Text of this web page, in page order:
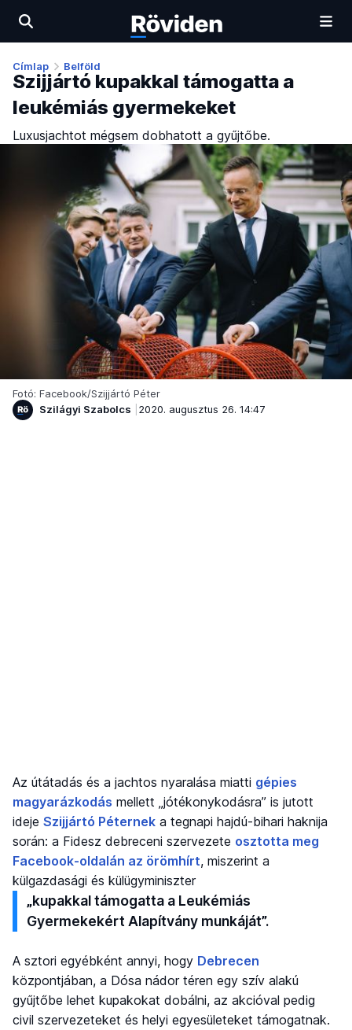
Címlap Belföld
Szijjártó kupakkal támogatta a
leukémiás gyermekeket
Luxusjachtot mégsem dobhatott a gyűjtőbe.
Fotó: Facebook/Szijjártó Péter
Szilágyi Szabolcs
2020. augusztus 26. 14:47
Az útátadás és a jachtos nyaralása miatti gépies
magyarázkodás mellett „jótékonykodásra” is jutott
ideje Szijjártó Péternek a tegnapi hajdú-bihari haknija
során: a Fidesz debreceni szervezete osztotta meg
Facebook-oldalán az örömhírt, miszerint a
külgazdasági és külügyminiszter
„kupakkal támogatta a Leukémiás
Gyermekekért Alapítvány munkáját”.
A sztori egyébként annyi, hogy Debrecen
központjában, a Dósa nádor téren egy szív alakú
gyűjtőbe lehet kupakokat dobálni, az akcióval pedig
civil szervezeteket és helyi egyesületeket támogatnak.